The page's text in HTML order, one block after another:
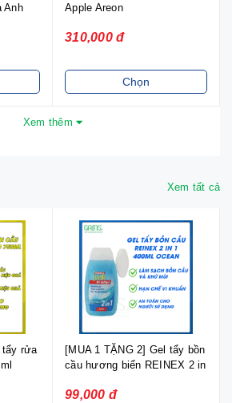
Anh
Apple Areon
310,000 đ
Chọn
Xem thêm
Xem tất cả
tẩy rửa
[MUA 1 TẶNG 2] Gel tẩy bồn
cầu hương biển REINEX 2 in
99,000 đ